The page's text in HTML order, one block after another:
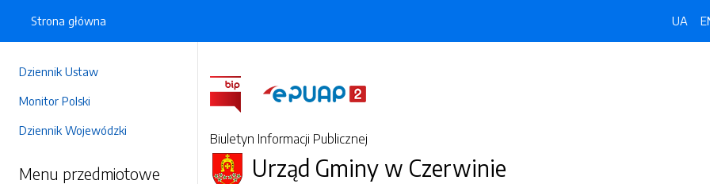
Dziennik Ustaw
Monitor Polski
Dziennik Wojewódzki
Menu przedmiotowe
Strona główna UA
Biuletyn Informacji Publicznej
Urząd Gminy w Czerwinie